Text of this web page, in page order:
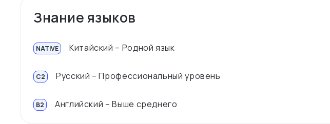
Знание языков
NATIVE Китайский – Родной язык
C2 Русский – Профессиональный уровень
B2 Английский – Выше среднего